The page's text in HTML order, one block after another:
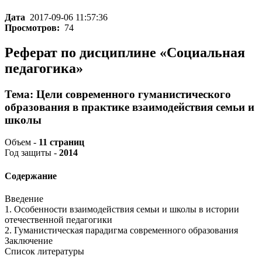
Дата 2017-09-06 11:57:36
Просмотров: 74
Реферат по дисциплине «Социальная
педагогика»
Тема: Цели современного гуманистического
образования в практике взаимодействия семьи и
школы
Объем - 11 страниц
Год защиты - 2014
Содержание
Введение
1. Особенности взаимодействия семьи и школы в истории
отечественной педагогики
2. Гуманистическая парадигма современного образования
Заключение
Список литературы